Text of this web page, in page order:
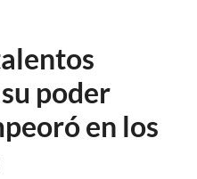
poder
en los